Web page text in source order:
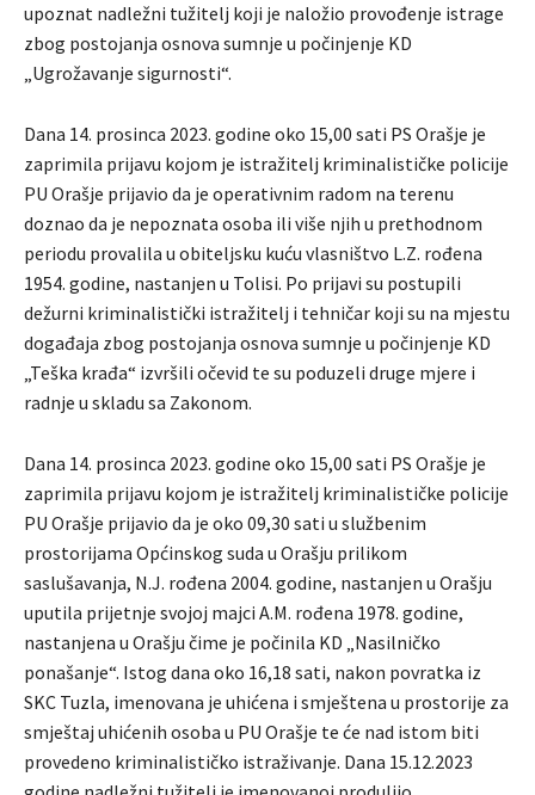
upoznat nadležni tužitelj koji je naložio provođenje istrage
zbog postojanja osnova sumnje u počinjenje KD
„Ugrožavanje sigurnosti“.
Dana 14. prosinca 2023. godine oko 15,00 sati PS Orašje je
zaprimila prijavu kojom je istražitelj kriminalističke policije
PU Orašje prijavio da je operativnim radom na terenu
doznao da je nepoznata osoba ili više njih u prethodnom
periodu provalila u obiteljsku kuću vlasništvo L.Z. rođena
1954. godine, nastanjen u Tolisi. Po prijavi su postupili
dežurni kriminalistički istražitelj i tehničar koji su na mjestu
događaja zbog postojanja osnova sumnje u počinjenje KD
„Teška krađa“ izvršili očevid te su poduzeli druge mjere i
radnje u skladu sa Zakonom.
Dana 14. prosinca 2023. godine oko 15,00 sati PS Orašje je
zaprimila prijavu kojom je istražitelj kriminalističke policije
PU Orašje prijavio da je oko 09,30 sati u službenim
prostorijama Općinskog suda u Orašju prilikom
saslušavanja, N.J. rođena 2004. godine, nastanjen u Orašju
uputila prijetnje svojoj majci A.M. rođena 1978. godine,
nastanjena u Orašju čime je počinila KD „Nasilničko
ponašanje“. Istog dana oko 16,18 sati, nakon povratka iz
SKC Tuzla, imenovana je uhićena i smještena u prostorije za
smještaj uhićenih osoba u PU Orašje te će nad istom biti
provedeno kriminalističko istraživanje. Dana 15.12.2023